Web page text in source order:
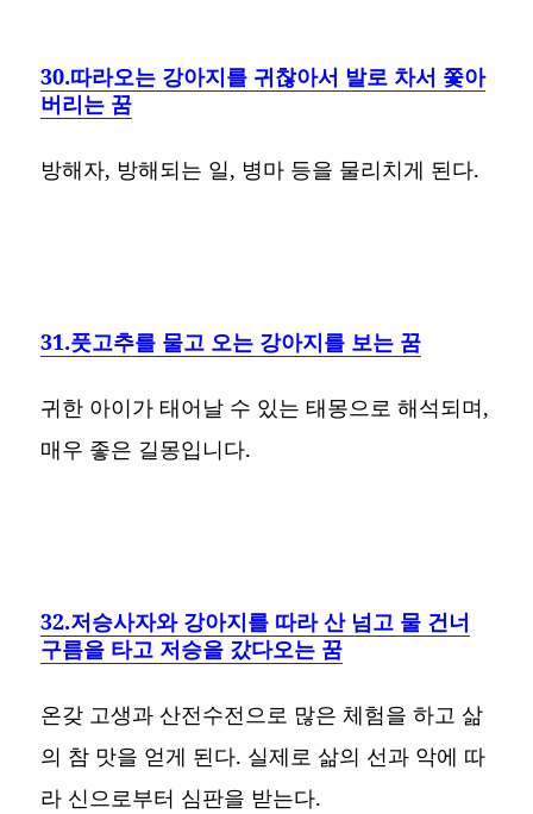
30.따라오는 강아지를 귀찮아서 발로 차서 쫓아
버리는 꿈
방해자, 방해되는 일, 병마 등을 물리치게 된다.
31.풋고추를 물고 오는 강아지를 보는 꿈
귀한 아이가 태어날 수 있는 태몽으로 해석되며,
매우 좋은 길몽입니다.
32.저승사자와 강아지를 따라 산 넘고 물 건너
구름을 타고 저승을 갔다오는 꿈
온갖 고생과 산전수전으로 많은 체험을 하고 삶
의 참 맛을 얻게 된다. 실제로 삶의 선과 악에 따
라 신으로부터 심판을 받는다.